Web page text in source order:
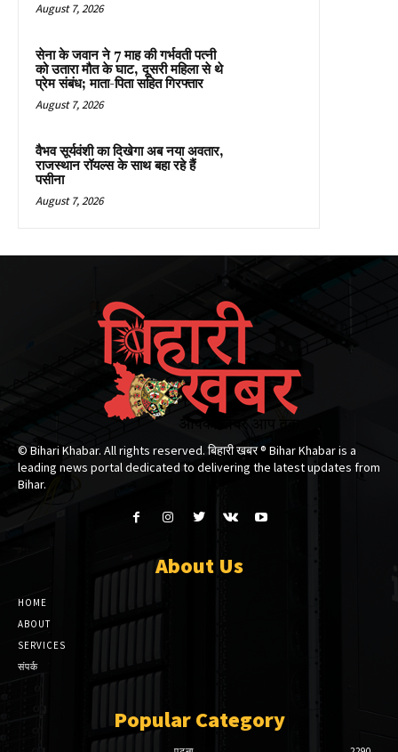
August 7, 2026
सेना के जवान ने 7 माह की गर्भवती पत्नी
को उतारा मौत के घाट, दूसरी महिला से थे
प्रेम संबंध; माता-पिता सहित गिरफ्तार
August 7, 2026
वैभव सूर्यवंशी का दिखेगा अब नया अवतार,
राजस्थान रॉयल्स के साथ बहा रहे हैं
पसीना
August 7, 2026
© Bihari Khabar. All rights reserved. बिहारी खबर ®​ Bihar Khabar is a
leading news portal dedicated to delivering the latest updates from
Bihar.
About Us
HOME
ABOUT
SERVICES
संपर्क
Popular Category